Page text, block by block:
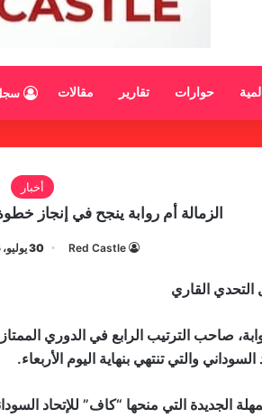
حوارات تقارير مقالات
أخبار
الزمالة أم روابة ينجح في إنجاز
Red Castle 30 يوليو، 2025
التحدي القاري
صاحب الترتيب الرابع في الدوري
والتي تنتهي بنهاية اليوم الأربعاء.
الجديدة التي منحها “كاف” للإتحاد